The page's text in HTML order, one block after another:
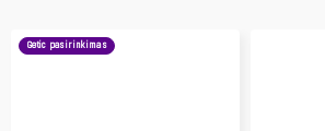
Getic pasirinkimas